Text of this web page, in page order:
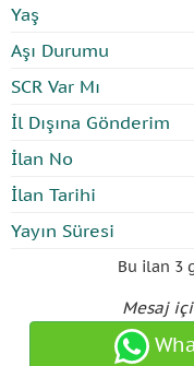
Yaş
Aşı Durumu
SCR Var Mı
İl Dışına Gönderim
İlan No
İlan Tarihi
Yayın Süresi
Bu ilan 3
Mesaj